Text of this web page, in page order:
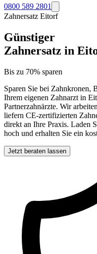
0800 589 2801
Zahnersatz Eitorf
Günstiger
Zahnersatz in
Bis zu 70% sparen
Sparen Sie bei Zahnkronen,
Ihrem eigenen Zahnarzt in
Partnerzahnärzte. Wir
liefern CE-zertifizierten
direkt an Ihre Praxis. Laden
hoch und erhalten Sie ein
Jetzt beraten lassen